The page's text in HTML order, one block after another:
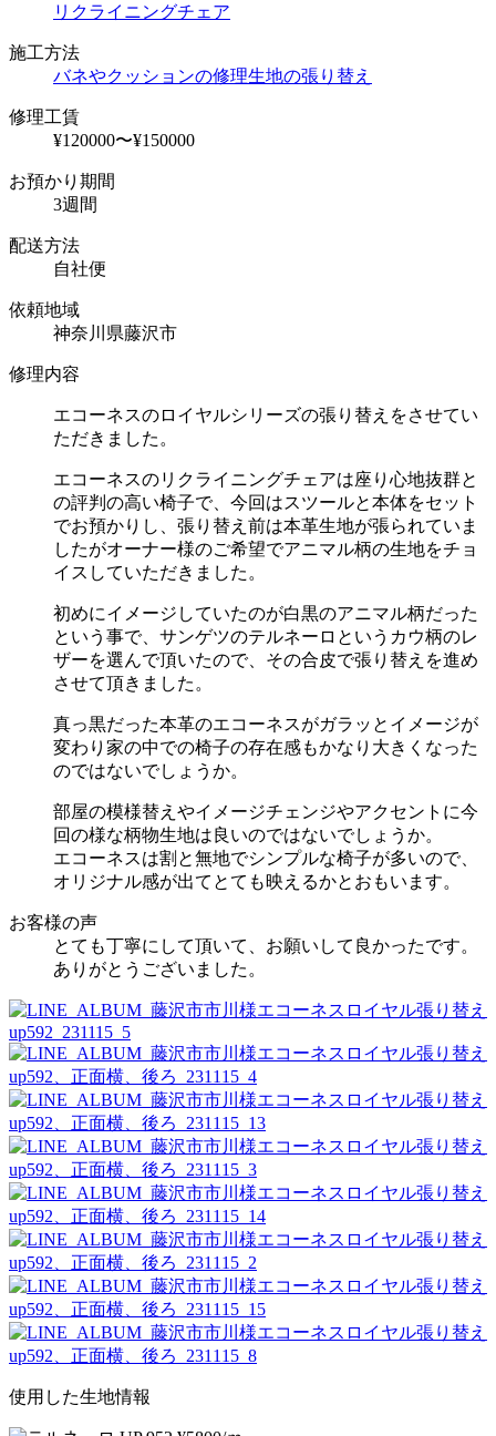
リクライニングチェア
施工方法
バネやクッションの修理生地の張り替え
修理工賃
¥120000〜¥150000
お預かり期間
3週間
配送方法
自社便
依頼地域
神奈川県藤沢市
修理内容
エコーネスのロイヤルシリーズの張り替えをさせてい
ただきました。
エコーネスのリクライニングチェアは座り心地抜群と
の評判の高い椅子で、今回はスツールと本体をセット
でお預かりし、張り替え前は本革生地が張られていま
したがオーナー様のご希望でアニマル柄の生地をチョ
イスしていただきました。
初めにイメージしていたのが白黒のアニマル柄だった
という事で、サンゲツのテルネーロというカウ柄のレ
ザーを選んで頂いたので、その合皮で張り替えを進め
させて頂きました。
真っ黒だった本革のエコーネスがガラッとイメージが
変わり家の中での椅子の存在感もかなり大きくなった
のではないでしょうか。
部屋の模様替えやイメージチェンジやアクセントに今
回の様な柄物生地は良いのではないでしょうか。
エコーネスは割と無地でシンプルな椅子が多いので、
オリジナル感が出てとても映えるかとおもいます。
お客様の声
とても丁寧にして頂いて、お願いして良かったです。
ありがとうございました。
使用した生地情報